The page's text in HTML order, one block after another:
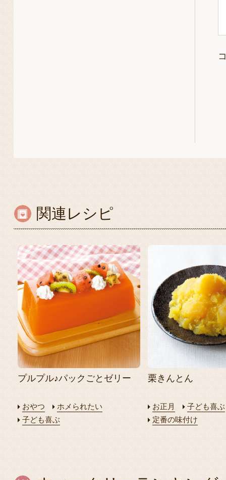
関連レシピ
プルプル♪パックごとゼリー
おやつ
ホメられたい
子ども喜ぶ
栗きんとん
お正月
子ども喜ぶ
定番の味付け